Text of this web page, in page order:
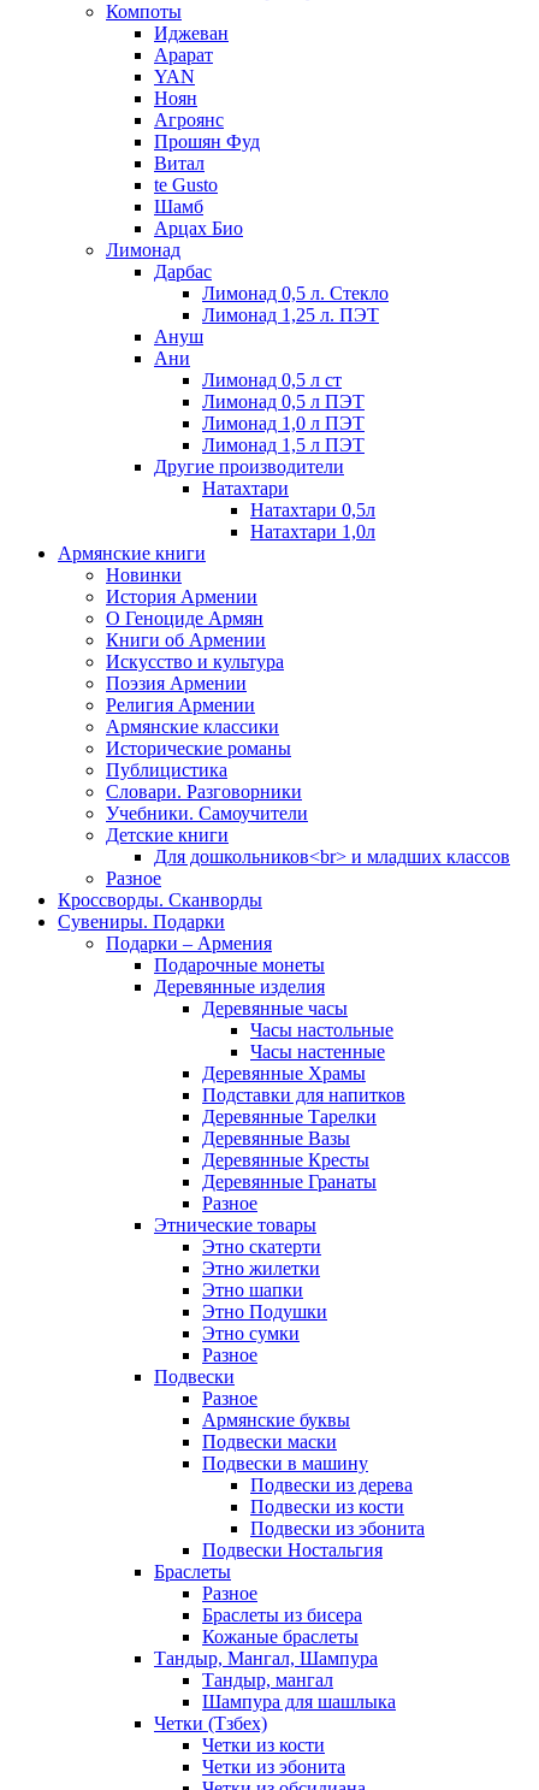
Компоты
Иджеван
Арарат
YAN
Ноян
Агроянс
Прошян Фуд
Витал
te Gusto
Шамб
Арцах Био
Лимонад
Дарбас
Лимонад 0,5 л. Стекло
Лимонад 1,25 л. ПЭТ
Ануш
Ани
Лимонад 0,5 л ст
Лимонад 0,5 л ПЭТ
Лимонад 1,0 л ПЭТ
Лимонад 1,5 л ПЭТ
Другие производители
Натахтари
Натахтари 0,5л
Натахтари 1,0л
Армянские книги
Новинки
История Армении
О Геноциде Армян
Книги об Армении
Иcкусство и культура
Поэзия Армении
Религия Армении
Армянские классики
Исторические романы
Публицистика
Словари. Разговорники
Учебники. Самоучители
Детские книги
Для дошкольников<br> и младших классов
Разное
Кроссворды. Сканворды
Сувениры. Подарки
Подарки – Армения
Подарочные монеты
Деревянные изделия
Деревянные часы
Часы настольные
Часы настенные
Деревянные Храмы
Подставки для напитков
Деревянные Тарелки
Деревянные Вазы
Деревянные Кресты
Деревянные Гранаты
Разное
Этнические товары
Этно скатерти
Этно жилетки
Этно шапки
Этно Подушки
Этно сумки
Разное
Подвески
Разное
Армянские буквы
Подвески маски
Подвески в машину
Подвески из дерева
Подвески из кости
Подвески из эбонита
Подвески Ностальгия
Браслеты
Разное
Браслеты из бисера
Кожаные браслеты
Тандыр, Мангал, Шампура
Тандыр, мангал
Шампура для шашлыка
Четки (Тзбех)
Четки из кости
Четки из эбонита